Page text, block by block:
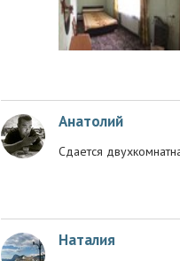
Анатолий
Сдается
Наталия